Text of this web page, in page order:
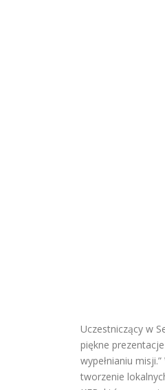
Uczestniczący w
piękne
wypełnianiu
tworzenie